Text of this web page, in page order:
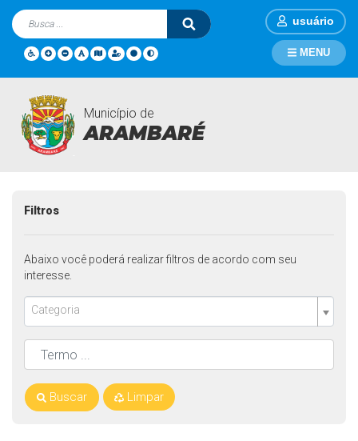
usuário
Município de
ARAMBARÉ
MENU
Notícias
Filtros
Abaixo você poderá realizar filtros de acordo com seu
interesse.
Categoria
Buscar Limpar